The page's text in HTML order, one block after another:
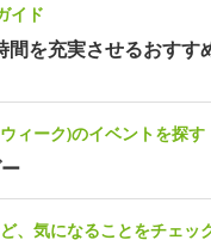
イド
を充実させるおすす
ィーク)のイベントを探す
、気になることをチェッ